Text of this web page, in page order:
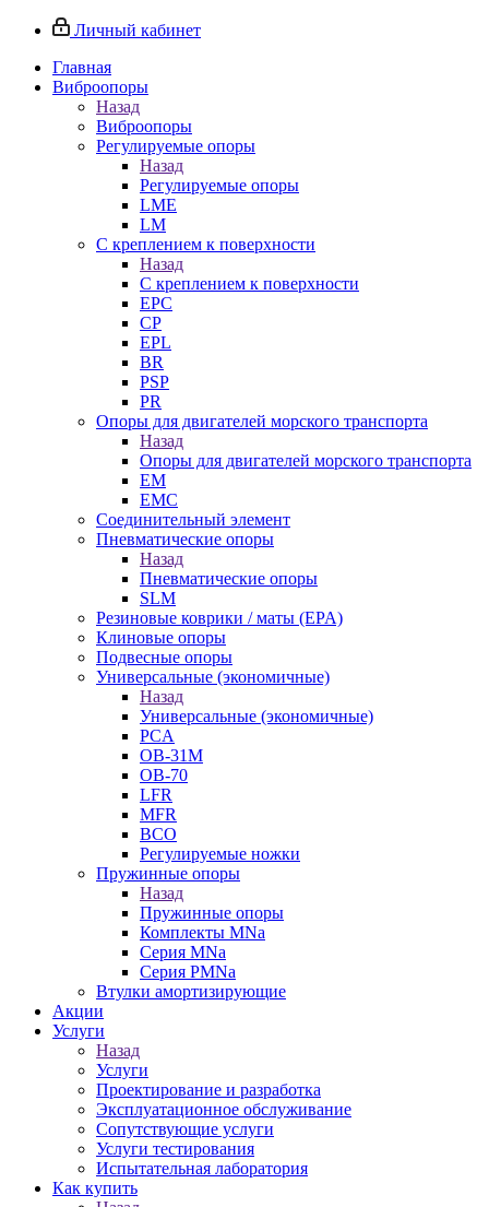
Личный кабинет
Главная
Виброопоры
Назад
Виброопоры
Регулируемые опоры
Назад
Регулируемые опоры
LME
LM
С креплением к поверхности
Назад
С креплением к поверхности
EPC
CP
EPL
BR
PSP
PR
Опоры для двигателей морского транспорта
Назад
Опоры для двигателей морского транспорта
EM
EMC
Cоединительный элемент
Пневматические опоры
Назад
Пневматические опоры
SLM
Резиновые коврики / маты (EPA)
Клиновые опоры
Подвесные опоры
Универсальные (экономичные)
Назад
Универсальные (экономичные)
PCA
ОВ-31М
OB-70
LFR
MFR
ВСО
Регулируемые ножки
Пружинные опоры
Назад
Пружинные опоры
Комплекты MNa
Серия MNa
Серия PMNa
Втулки амортизирующие
Акции
Услуги
Назад
Услуги
Проектирование и разработка
Эксплуатационное обслуживание
Сопутствующие услуги
Услуги тестирования
Испытательная лаборатория
Как купить